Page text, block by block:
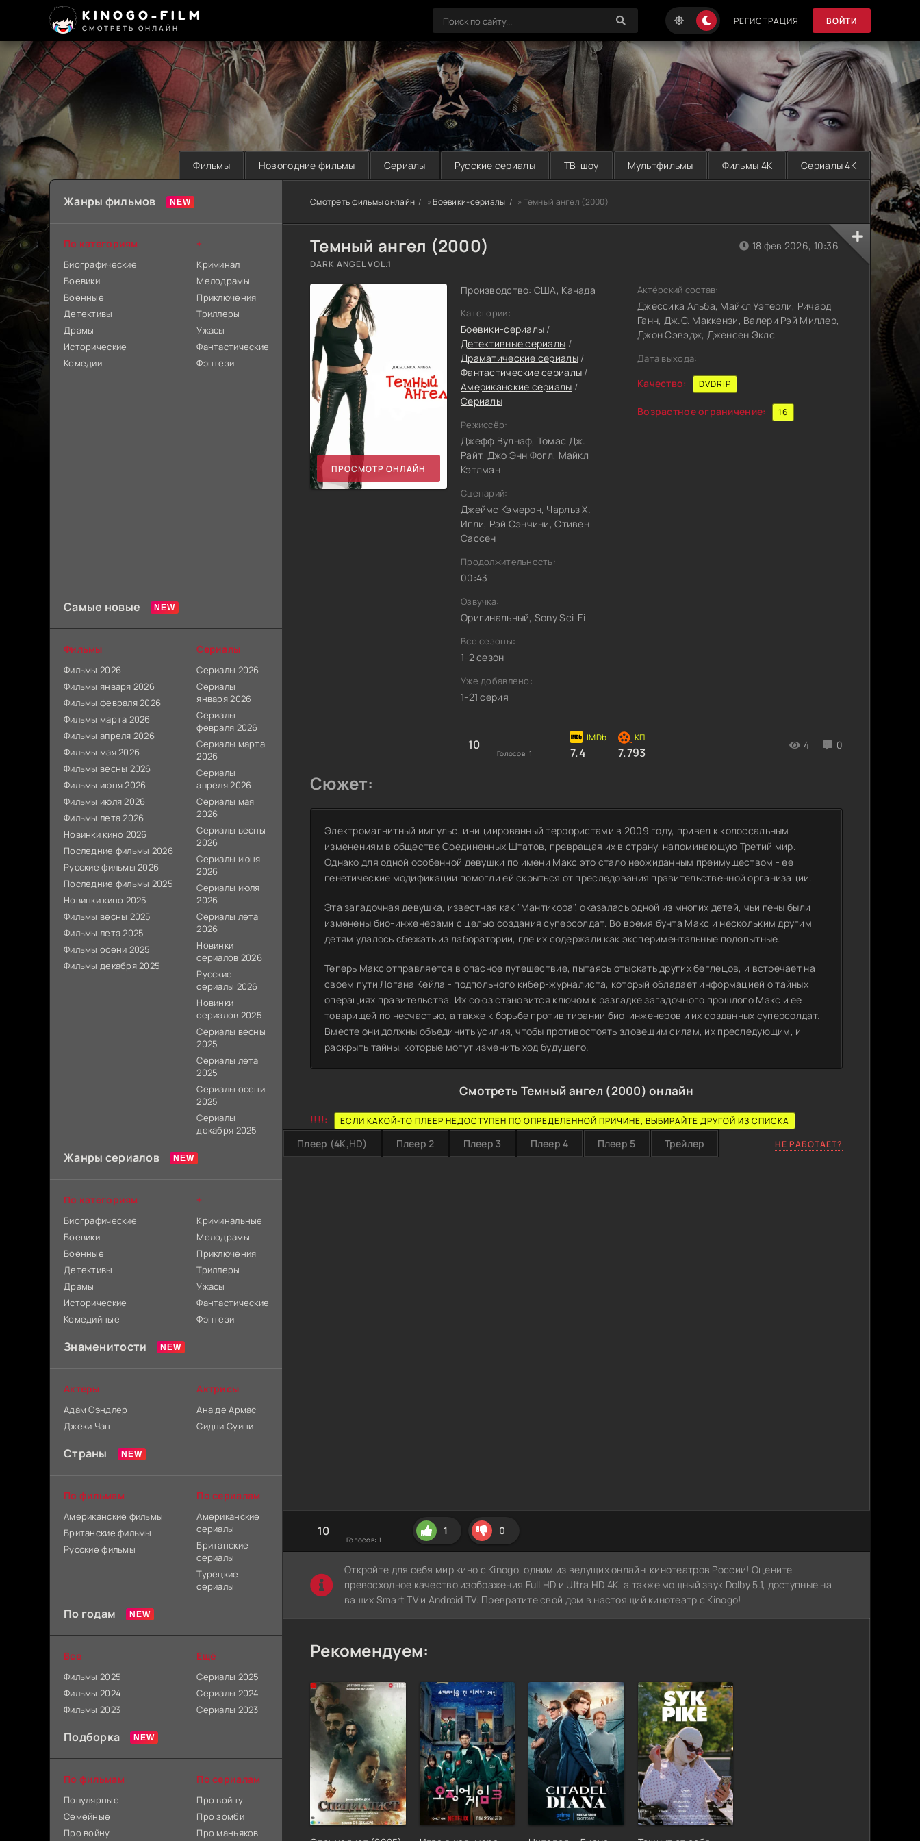
KINOGO-FILM
СМОТРЕТЬ ОНЛАЙН
РЕГИСТРАЦИЯ ВОЙТИ
Фильмы Новогодние фильмы Сериалы Русские сериалы ТВ-шоу Мультфильмы Фильмы 4K Сериалы 4K
Смотреть фильмы онлайн »Боевики-сериалы » Темный ангел (2000)
Темный ангел (2000)
DARK ANGEL VOL.1
ПРОСМОТР ОНЛАЙН
Производство: США, Канада
Категории:
Боевики-сериалы /
Детективные сериалы /
Драматические сериалы/
Фантастические сериалы /
Американские сериалы /
Сериалы
Режиссёр:
Джефф Вулнаф, Томас Дж.
Райт, Джо Энн Фогл, Майкл
Кэтлман
Сценарий:
Джеймс Кэмерон, Чарльз Х.
Игли, Рэй Сэнчини, Стивен
Сассен
Продолжительность:
00:43
Озвучка:
Оригинальный, Sony Sci-Fi
Все сезоны:
1-2 сезон
Уже добавлено:
1-21 серия
10
Голосов: 1 7.4 7.793
4 0
18 фев 2026, 10:36
Актёрский состав:
Джессика Альба, Майкл Уэтерли, Ричард
Ганн, Дж.С. Маккензи, Валери Рэй Миллер,
Джон Сэвэдж, Дженсен Эклс
Дата выхода:
Качество: DVDRIP
Возрастное ограничение: 16
Сюжет:
Электромагнитный импульс, инициированный террористами в 2009 году, привел к колоссальным
изменениям в обществе Соединенных Штатов, превращая их в страну, напоминающую Третий мир.
Однако для одной особенной девушки по имени Макс это стало неожиданным преимуществом - ее
генетические модификации помогли ей скрыться от преследования правительственной организации.
Эта загадочная девушка, известная как "Мантикора", оказалась одной из многих детей, чьи гены были
изменены био-инженерами с целью создания суперсолдат. Во время бунта Макс и нескольким другим
детям удалось сбежать из лаборатории, где их содержали как экспериментальные подопытные.
Теперь Макс отправляется в опасное путешествие, пытаясь отыскать других беглецов, и встречает на
своем пути Логана Кейла - подпольного кибер-журналиста, который обладает информацией о тайных
операциях правительства. Их союз становится ключом к разгадке загадочного прошлого Макс и ее
товарищей по несчастью, а также к борьбе против тирании био-инженеров и их созданных суперсолдат.
Вместе они должны объединить усилия, чтобы противостоять зловещим силам, их преследующим, и
раскрыть тайны, которые могут изменить ход будущего.
Смотреть Темный ангел (2000) онлайн
!!!!: ЕСЛИ КАКОЙ-ТО ПЛЕЕР НЕДОСТУПЕН ПО ОПРЕДЕЛЕННОЙ ПРИЧИНЕ, ВЫБИРАЙТЕ ДРУГОЙ ИЗ СПИСКА
Плеер (4K,HD) Плеер 2 Плеер 3 Плеер 4 Плеер 5 Трейлер НЕ РАБОТАЕТ?
10
Голосов: 1
1 0
Откройте для себя мир кино с Kinogo, одним из ведущих онлайн-кинотеатров России! Оцените
превосходное качество изображения Full HD и Ultra HD 4K, а также мощный звук Dolby 5.1, доступные на
ваших Smart TV и Android TV. Превратите свой дом в настоящий кинотеатр с Kinogo!
Рекомендуем:
Жанры фильмов
По категориям
Биографические
Боевики
Военные
Детективы
Драмы
Исторические
Комедии
+
Криминал
Мелодрамы
Приключения
Триллеры
Ужасы
Фантастические
Фэнтези
Самые новые
Фильмы
Фильмы 2026
Фильмы января 2026
Фильмы февраля 2026
Фильмы марта 2026
Фильмы апреля 2026
Фильмы мая 2026
Фильмы весны 2026
Фильмы июня 2026
Фильмы июля 2026
Фильмы лета 2026
Новинки кино 2026
Последние фильмы 2026
Русские фильмы 2026
Последние фильмы 2025
Новинки кино 2025
Фильмы весны 2025
Фильмы лета 2025
Фильмы осени 2025
Фильмы декабря 2025
Сериалы
Сериалы 2026
Сериалы
января 2026
Сериалы
февраля 2026
Сериалы марта
2026
Сериалы
апреля 2026
Сериалы мая
2026
Сериалы весны
2026
Сериалы июня
2026
Сериалы июля
2026
Сериалы лета
2026
Новинки
сериалов 2026
Русские
сериалы 2026
Новинки
сериалов 2025
Сериалы весны
2025
Сериалы лета
2025
Сериалы осени
2025
Сериалы
декабря 2025
Жанры сериалов
По категориям
Биографические
Боевики
Военные
Детективы
Драмы
Исторические
Комедийные
+
Криминальные
Мелодрамы
Приключения
Триллеры
Ужасы
Фантастические
Фэнтези
Знаменитости
Актеры
Адам Сэндлер
Джеки Чан
Актрисы
Ана де Армас
Сидни Суини
Страны
По фильмам
Американские фильмы
Британские фильмы
Русские фильмы
По сериалам
Американские
сериалы
Британские
сериалы
Турецкие
сериалы
По годам
Все
Фильмы 2025
Фильмы 2024
Фильмы 2023
Ещё
Сериалы 2025
Сериалы 2024
Сериалы 2023
Подборка
По фильмам
Популярные
Семейные
Про войну
По сериалам
Про войну
Про зомби
Про маньяков